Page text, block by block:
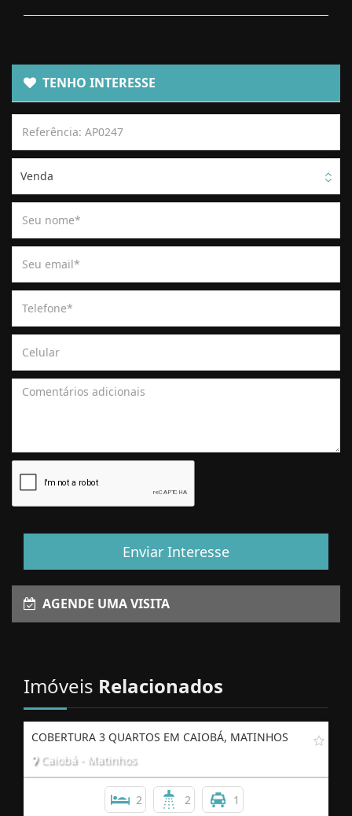
TENHO INTERESSE
Venda
Enviar Interesse
AGENDE UMA VISITA
Imóveis Relacionados
COBERTURA 3 QUARTOS EM CAIOBÁ, MATINHOS
Caiobá - Matinhos
2 2 1